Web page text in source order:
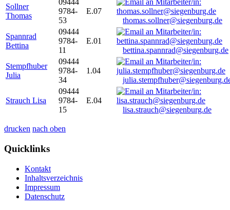
Sollner
Thomas
09444
9784-
53
E.07
thomas.sollner@siegenburg.de
Spannrad
Bettina
09444
9784-
11
E.01
bettina.spannrad@siegenburg.de
Stempfhuber
Julia
09444
9784-
34
1.04
Strauch Lisa
09444
9784-
15
E.04
lisa.strauch@siegenburg.de
drucken nach oben
Quicklinks
Kontakt
Inhaltsverzeichnis
Impressum
Datenschutz